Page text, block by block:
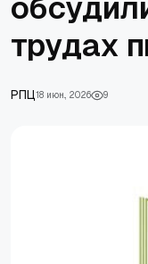
трудах
РПЦ18 июн., 2026 9